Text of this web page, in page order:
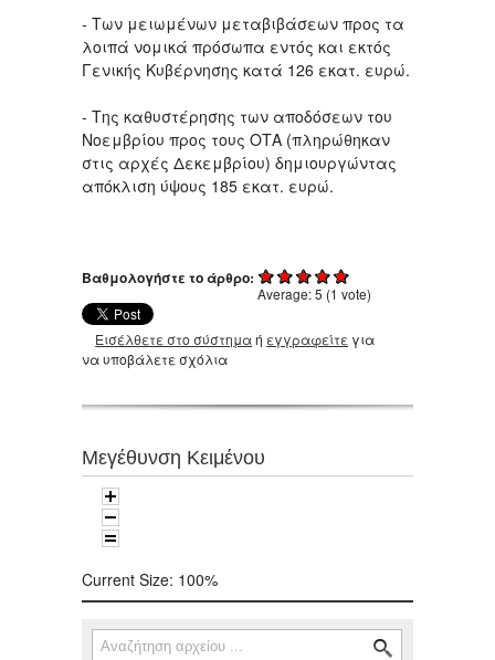
- Των μειωμένων μεταβιβάσεων προς τα
λοιπά νομικά πρόσωπα εντός και εκτός
Γενικής Κυβέρνησης κατά 126 εκατ. ευρώ.
- Της καθυστέρησης των αποδόσεων του
Νοεμβρίου προς τους ΟΤΑ (πληρώθηκαν
στις αρχές Δεκεμβρίου) δημιουργώντας
απόκλιση ύψους 185 εκατ. ευρώ.
Βαθμολογήστε το άρθρο:
Average:5 (1 vote)
Εισέλθετε στο σύστημαή εγγραφείτε για
να υποβάλετε σχόλια
Μεγέθυνση Κειμένου
Current Size: 100%
Φόρμα αναζήτησης
Αναζήτηση